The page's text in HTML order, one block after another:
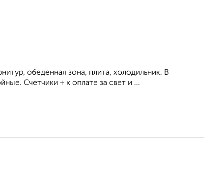
обеденная зона, плита, холодильник. В
Счетчики + к оплате за свет и ...